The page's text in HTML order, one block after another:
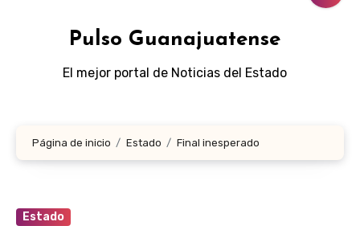
Pulso Guanajuatense
El mejor portal de Noticias del Estado
Página de inicio Estado Final inesperado
Estado